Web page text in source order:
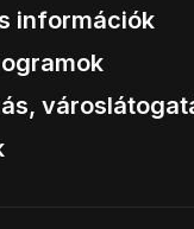
információk